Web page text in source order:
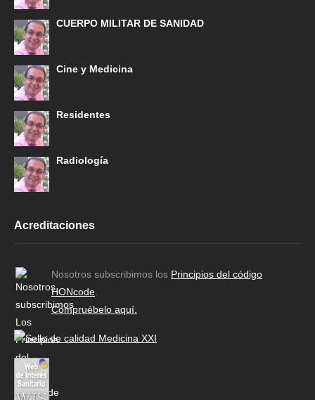
CUERPO MILITAR DE SANIDAD
Cine y Medicina
Residentes
Radiología
Acreditaciones
Nosotros subscribimos los Principios del código
HONcode
Compruébelo aquí.